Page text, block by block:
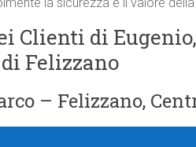
Clienti di
Felizzano
– Felizzano,